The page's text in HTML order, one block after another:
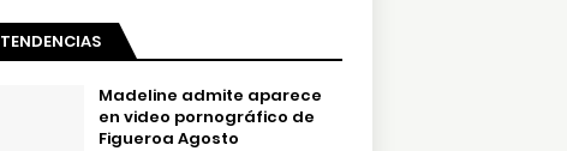
TENDENCIAS
Madeline admite aparece
en video pornográfico de
Figueroa Agosto